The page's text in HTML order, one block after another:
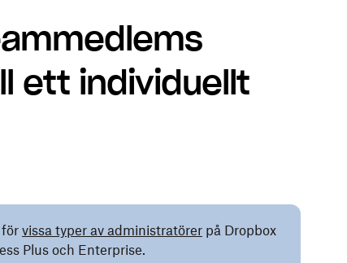
ett individuellt
vissa typer av administratörer på Dropbox
Plus och Enterprise.